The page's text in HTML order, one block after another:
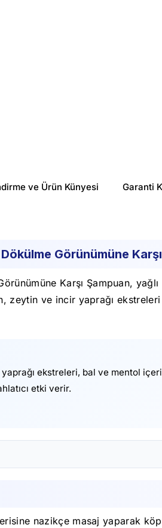
ve Ürün Künyesi Garanti
Görünümüne
Karşı Şampuan,
zeytin ve incir yaprağı
ekstreleri, bal ve mentol
etki verir.
nazikçe masaj yaparak